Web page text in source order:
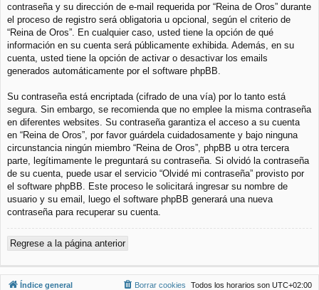
contraseña y su dirección de e-mail requerida por “Reina de Oros” durante
el proceso de registro será obligatoria u opcional, según el criterio de
“Reina de Oros”. En cualquier caso, usted tiene la opción de qué
información en su cuenta será públicamente exhibida. Además, en su
cuenta, usted tiene la opción de activar o desactivar los emails
generados automáticamente por el software phpBB.
Su contraseña está encriptada (cifrado de una vía) por lo tanto está
segura. Sin embargo, se recomienda que no emplee la misma contraseña
en diferentes websites. Su contraseña garantiza el acceso a su cuenta
en “Reina de Oros”, por favor guárdela cuidadosamente y bajo ninguna
circunstancia ningún miembro “Reina de Oros”, phpBB u otra tercera
parte, legítimamente le preguntará su contraseña. Si olvidó la contraseña
de su cuenta, puede usar el servicio “Olvidé mi contraseña” provisto por
el software phpBB. Este proceso le solicitará ingresar su nombre de
usuario y su email, luego el software phpBB generará una nueva
contraseña para recuperar su cuenta.
Regrese a la página anterior
Índice general Todos los horarios son UTC+02:00
Borrar cookies